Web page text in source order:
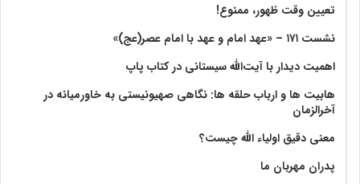
تعیین وقت ظهور، ممنوع!
نشست ۱۷۱ – «عهد امام و عهد با امام عصر(عج)»
اهمیت دیدار با آیت‌الله سیستانی در کتاب پاپ
هابیت ها و ارباب حلقه ها: نگاهی صهیونیستی به خاورمیانه در
آخرالزمان
معنی دقیق اولیاء الله چیست؟
پدران مهربان ما